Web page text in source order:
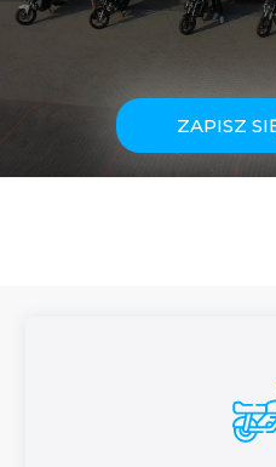
ZAPISZ